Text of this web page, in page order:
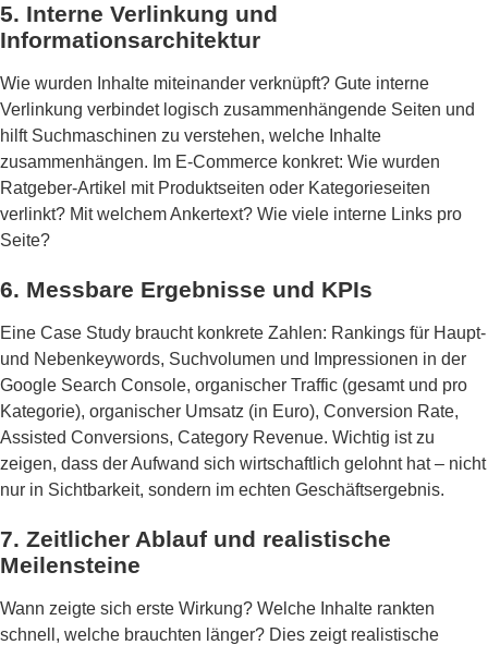
5. Interne Verlinkung und
Informationsarchitektur
Wie wurden Inhalte miteinander verknüpft? Gute interne
Verlinkung verbindet logisch zusammenhängende Seiten und
hilft Suchmaschinen zu verstehen, welche Inhalte
zusammenhängen. Im E-Commerce konkret: Wie wurden
Ratgeber-Artikel mit Produktseiten oder Kategorieseiten
verlinkt? Mit welchem Ankertext? Wie viele interne Links pro
Seite?
6. Messbare Ergebnisse und KPIs
Eine Case Study braucht konkrete Zahlen: Rankings für Haupt-
und Nebenkeywords, Suchvolumen und Impressionen in der
Google Search Console, organischer Traffic (gesamt und pro
Kategorie), organischer Umsatz (in Euro), Conversion Rate,
Assisted Conversions, Category Revenue. Wichtig ist zu
zeigen, dass der Aufwand sich wirtschaftlich gelohnt hat – nicht
nur in Sichtbarkeit, sondern im echten Geschäftsergebnis.
7. Zeitlicher Ablauf und realistische
Meilensteine
Wann zeigte sich erste Wirkung? Welche Inhalte rankten
schnell, welche brauchten länger? Dies zeigt realistische